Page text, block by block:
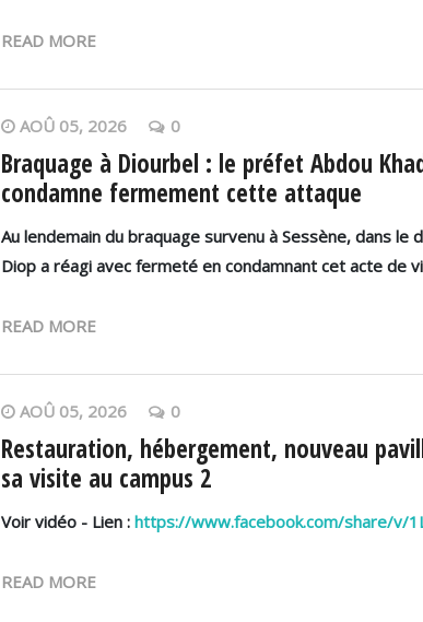
READ MORE
AOÛ 05, 2026 0
Braquage à Diourbel : le préfet Abdou
condamne fermement cette attaque
Au lendemain du braquage survenu à Sessène, dans
Diop a réagi avec fermeté en condamnant cet acte de
READ MORE
AOÛ 05, 2026 0
Restauration, hébergement, nouveau
sa visite au campus 2
Voir vidéo - Lien : https://www.facebook.com/share/v/
READ MORE